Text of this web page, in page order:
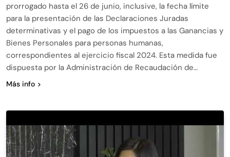
prorrogado hasta el 26 de junio, inclusive, la fecha límite
para la presentación de las Declaraciones Juradas
determinativas y el pago de los impuestos a las Ganancias y
Bienes Personales para personas humanas,
correspondientes al ejercicio fiscal 2024. Esta medida fue
dispuesta por la Administración de Recaudación de…
Más info